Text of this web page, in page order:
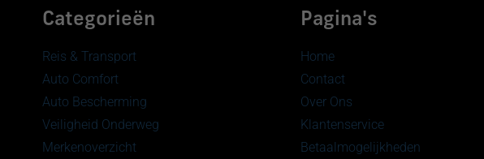
Categorieën
Reis & Transport
Auto Comfort
Auto Bescherming
Veiligheid Onderweg
Merkenoverzicht
Pagina's
Home
Contact
Over Ons
Klantenservice
Betaalmogelijkheden